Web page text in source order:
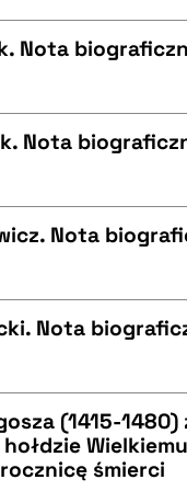
Nota
Nota
Nota
Nota
(1415-1480)
śmierci